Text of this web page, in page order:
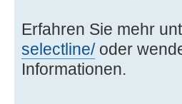
Erfahren Sie mehr
selectline/oder
Informationen.